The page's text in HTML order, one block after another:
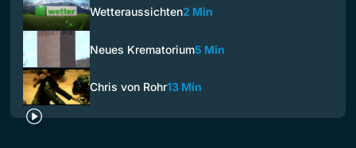
Wetteraussichten2 Min
Neues Krematorium5 Min
Chris von Rohr13 Min